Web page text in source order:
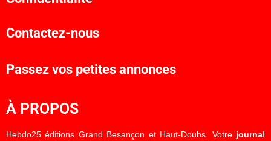
Contactez-nous
Passez vos petites annonces
À PROPOS
Hebdo25 éditions Grand Besançon et Haut-Doubs. Votre journal